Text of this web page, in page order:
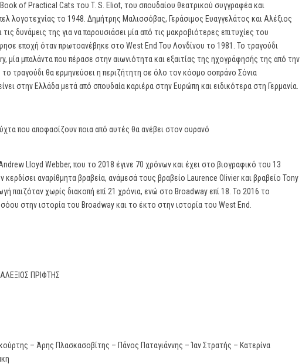
of Practical Cats του T. S. Eliot, του σπουδαίου θεατρικού συγγραφέα και
λογοτεχνίας το 1948. Δημήτρης Μαλισσόβας, Γεράσιμος Ευαγγελάτος και Αλέξιος
δυνάμεις της για να παρουσιάσει μία από τις μακροβιότερες επιτυχίες του
εποχή όταν πρωτοανέβηκε στο West End Του Λονδίνου το 1981. Το τραγούδι
μία μπαλάντα που πέρασε στην αιωνιότητα και εξαιτίας της ηχογράφησής της από την
τραγούδι θα ερμηνεύσει η περιζήτητη σε όλο τον κόσμο σοπράνο Σόνια
στην Ελλάδα μετά από σπουδαία καριέρα στην Ευρώπη και ειδικότερα στη Γερμανία.
που αποφασίζουν ποια από αυτές θα ανέβει στον ουρανό
Lloyd Webber, που το 2018 έγινε 70 χρόνων και έχει στο βιογραφικό του 13
αναρίθμητα βραβεία, ανάμεσά τους βραβείο Laurence Olivier και βραβείο Tony
παιζόταν χωρίς διακοπή επί 21 χρόνια, ενώ στο Broadway επί 18. Το 2016 το
στην ιστορία του Broadway και το έκτο στην ιστορία του West End.
ΠΡΙΦΤΗΣ
– Άρης Πλασκασοβίτης – Πάνος Παταγιάννης – Ίαν Στρατής – Κατερίνα